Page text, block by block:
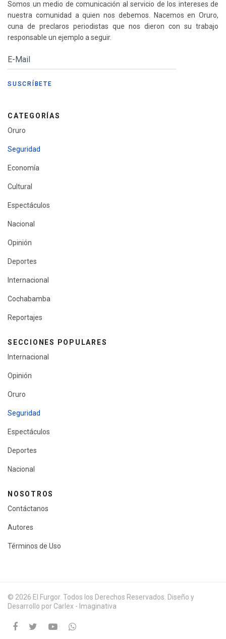
Somos un medio de comunicación al servicio de los intereses de
nuestra comunidad a quien nos debemos. Nacemos en Oruro,
cuna de preclaros periodistas que nos dieron con su trabajo
responsable un ejemplo a seguir.
CATEGORÍAS
Oruro
Seguridad
Economía
Cultural
Espectáculos
Nacional
Opinión
Deportes
Internacional
Cochabamba
Reportajes
SECCIONES POPULARES
Internacional
Opinión
Oruro
Seguridad
Espectáculos
Deportes
Nacional
NOSOTROS
Contáctanos
Autores
Términos de Uso
© 2026 El Furgor. Todos los Derechos Reservados. Diseño y
Desarrollo por Carlex - Imaginativa